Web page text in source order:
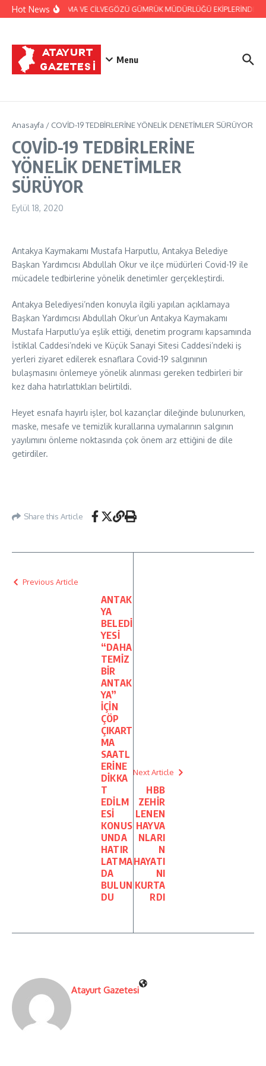
İçeriğe atla
Hot NewsJANDARMA VE CİLVEGÖZÜ GÜMRÜK MÜDÜRLÜĞÜ EKİPLERİNDEN
Menu
Anasayfa / COVİD-19 TEDBİRLERİNE YÖNELİK DENETİMLER SÜRÜYOR
COVİD-19 TEDBİRLERİNE
YÖNELİK DENETİMLER
SÜRÜYOR
Eylül 18, 2020
Antakya Kaymakamı Mustafa Harputlu, Antakya Belediye
Başkan Yardımcısı Abdullah Okur ve ilçe müdürleri Covid-19 ile
mücadele tedbirlerine yönelik denetimler gerçekleştirdi.
Antakya Belediyesi’nden konuyla ilgili yapılan açıklamaya
Başkan Yardımcısı Abdullah Okur’un Antakya Kaymakamı
Mustafa Harputlu’ya eşlik ettiği, denetim programı kapsamında
İstiklal Caddesi’ndeki ve Küçük Sanayi Sitesi Caddesi’ndeki iş
yerleri ziyaret edilerek esnaflara Covid-19 salgınının
bulaşmasını önlemeye yönelik alınması gereken tedbirleri bir
kez daha hatırlattıkları belirtildi.
Heyet esnafa hayırlı işler, bol kazançlar dileğinde bulunurken,
maske, mesafe ve temizlik kurallarına uymalarının salgının
yayılımını önleme noktasında çok önem arz ettiğini de dile
getirdiler.
Share this Article
Previous Article
ANTAK
YA
BELEDİ
YESİ
“DAHA
TEMİZ
BİR
ANTAK
YA”
İÇİN
ÇÖP
ÇIKART
MA
SAATL
ERİNE
DİKKA
T
EDİLM
ESİ
KONUS
UNDA
HATIR
LATMA
DA
BULUN
DU
Next Article
HBB
ZEHİR
LENEN
HAYVA
NLARI
N
HAYATI
NI
KURTA
RDI
Atayurt Gazetesi